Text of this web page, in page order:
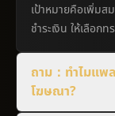
เป้าหมายคือเพิ่มส
ชำระเงิน ให้เลือก
ถาม：ทำไมแ
โฆษณา?